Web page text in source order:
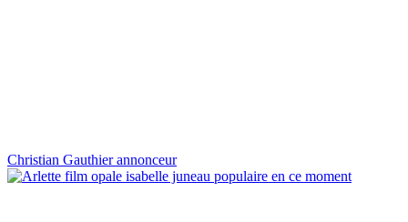
Christian Gauthier annonceur